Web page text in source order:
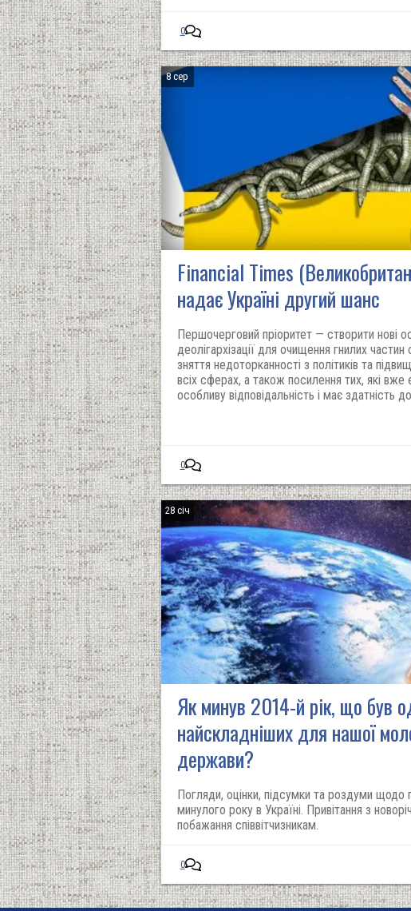
0
8 сер
Financial Times
надає Україні другий шанс
Першочерговий пріоритет — створити нові
деолігархізації для очищення гнилих
зняття недоторканності з політиків та
всіх сферах, а також посилення тих, які вже
особливу відповідальність і має здатність
0
28 січ
Як минув 2014-й рік, що був
найскладніших для нашої
держави?
Погляди, оцінки, підсумки та роздуми щодо
минулого року в Україні. Привітання з
побажання співвітчизникам.
0